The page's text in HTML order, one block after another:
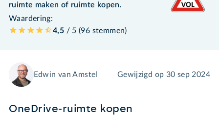
ruimte maken of ruimte kopen.
Waardering:
4,5 / 5 (96 stemmen)
Edwin van Amstel Gewijzigd op 30 sep 2024
OneDrive-ruimte kopen